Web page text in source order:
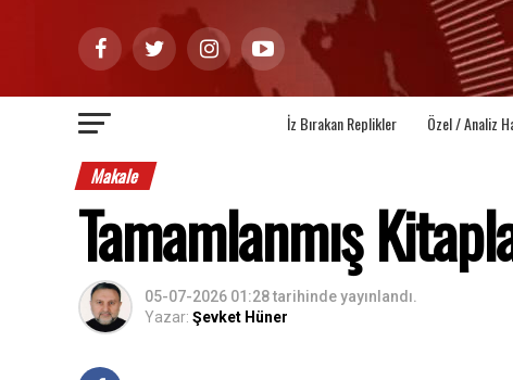
İz Bırakan Replikler Özel / Analiz
Makale
Tamamlanmış
05-07-2026 01:28tarihinde yayınlandı.
Yazar: Şevket Hüner